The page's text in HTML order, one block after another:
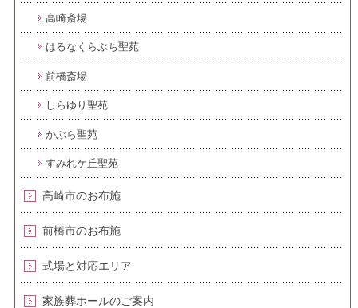
高崎斎場
はるなくらぶち聖苑
前橋斎場
しらゆり聖苑
かぶら聖苑
すみれケ丘聖苑
高崎市のお布施
前橋市のお布施
式場と対応エリア
家族葬ホールのご案内